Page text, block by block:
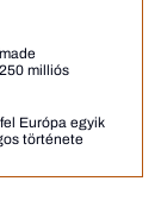
milliós
Európa egyik
története